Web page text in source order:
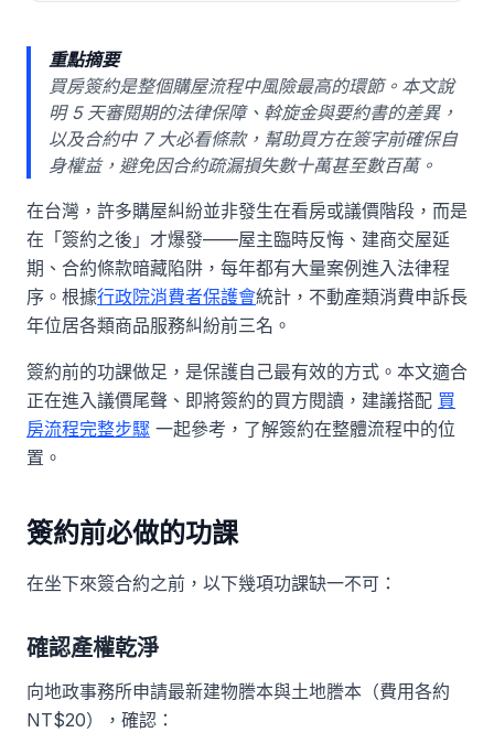
重點摘要
買房簽約是整個購屋流程中風險最高的環節。本文說
明 5 天審閱期的法律保障、斡旋金與要約書的差異，
以及合約中 7 大必看條款，幫助買方在簽字前確保自
身權益，避免因合約疏漏損失數十萬甚至數百萬。
在台灣，許多購屋糾紛並非發生在看房或議價階段，而是
在「簽約之後」才爆發——屋主臨時反悔、建商交屋延
期、合約條款暗藏陷阱，每年都有大量案例進入法律程
序。根據行政院消費者保護會統計，不動產類消費申訴長
年位居各類商品服務糾紛前三名。
簽約前的功課做足，是保護自己最有效的方式。本文適合
正在進入議價尾聲、即將簽約的買方閱讀，建議搭配 買
房流程完整步驟 一起參考，了解簽約在整體流程中的位
置。
簽約前必做的功課
在坐下來簽合約之前，以下幾項功課缺一不可：
確認產權乾淨
向地政事務所申請最新建物謄本與土地謄本（費用各約
NT$20），確認：